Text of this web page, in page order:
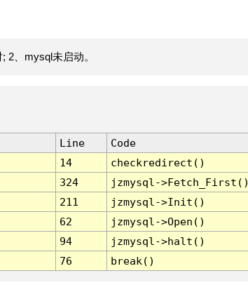
2、mysql未启动。
Line
Code
14
checkredirect()
324
jzmysql-
211
jzmysql->Init()
62
jzmysql->Open()
94
jzmysql->halt()
76 break()